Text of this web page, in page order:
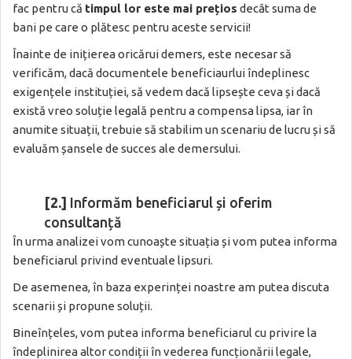
fac pentru că timpul lor este mai prețios decât suma de
bani pe care o plătesc pentru aceste servicii!
Înainte de inițierea oricărui demers, este necesar să
verificăm, dacă documentele beneficiaurlui îndeplinesc
exigențele instituției, să vedem dacă lipsește ceva și dacă
există vreo soluție legală pentru a compensa lipsa, iar în
anumite situații, trebuie să stabilim un scenariu de lucru și să
evaluăm șansele de succes ale demersului.
[2.] Informăm beneficiarul și oferim
consultanță
În urma analizei vom cunoaște situația și vom putea informa
beneficiarul privind eventuale lipsuri.
De asemenea, în baza experinței noastre am putea discuta
scenarii și propune soluții.
Bineînțeles, vom putea informa beneficiarul cu privire la
îndeplinirea altor condiții în vederea funcționării legale,